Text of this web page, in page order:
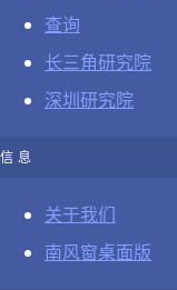
查询
长三角研究院
深圳研究院
信息
关于我们
南风窗桌面版